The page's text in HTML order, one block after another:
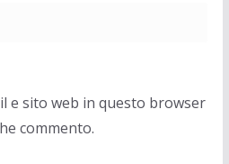
e sito web in questo browser
commento.